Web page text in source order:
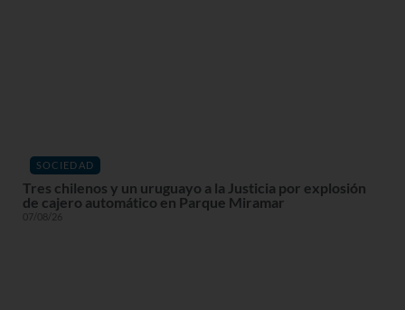
SOCIEDAD
Tres chilenos y un uruguayo a la Justicia por explosión
de cajero automático en Parque Miramar
07/08/26